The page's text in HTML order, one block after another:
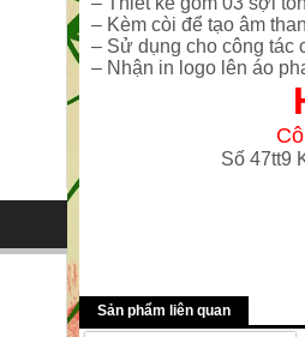
– Kèm còi để tạo âm
– Sử dụng cho công tác
– Nhận in logo lên áo
Số 47tt9
Sản phẩm liên quan